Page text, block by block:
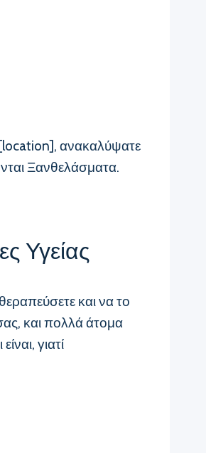
ανακαλύψατε
Ξανθελάσματα.
Υγείας
και να το
και πολλά άτομα
γιατί